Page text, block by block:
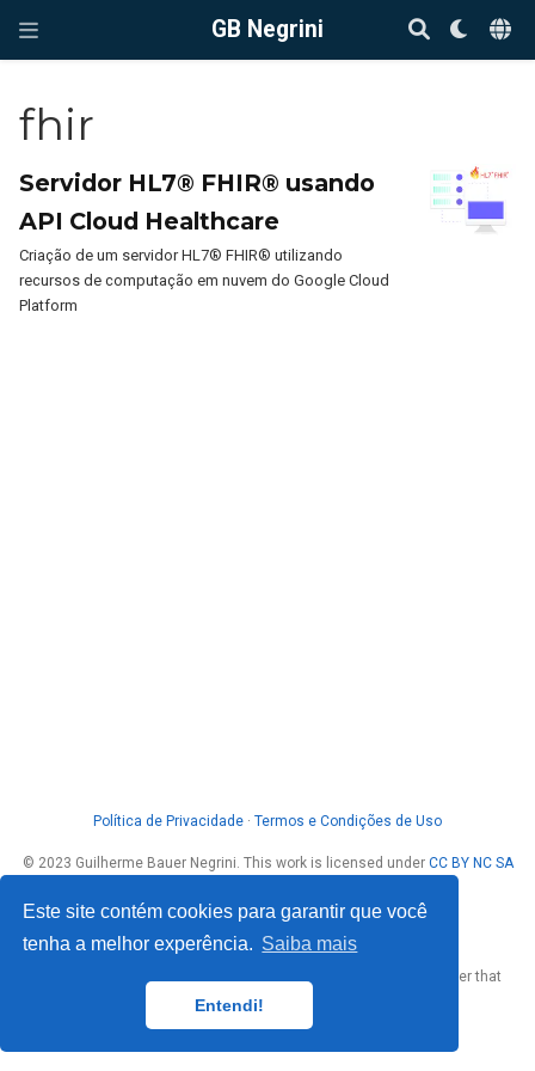
Este site contém cookies para garantir que você
tenha a melhor experência. Saiba mais
Entendi!
GB Negrini
fhir
Servidor HL7® FHIR® usando
API Cloud Healthcare
Criação de um servidor HL7® FHIR® utilizando
recursos de computação em nuvem do Google Cloud
Platform
Política de Privacidade · Termos e Condições de Uso
© 2023 Guilherme Bauer Negrini. This work is licensed under CC BY NC SA
website builder that
empowers creators.